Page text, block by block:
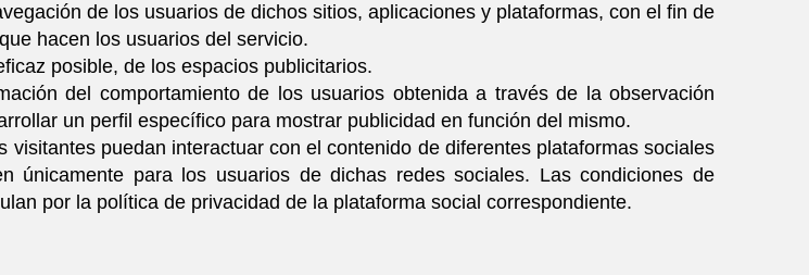
de los usuarios de dichos sitios, aplicaciones y plataformas, con el fin de
hacen los usuarios del servicio.
posible, de los espacios publicitarios.
del comportamiento de los usuarios obtenida a través de la observación
un perfil específico para mostrar publicidad en función del mismo.
visitantes puedan interactuar con el contenido de diferentes plataformas sociales
únicamente para los usuarios de dichas redes sociales. Las condiciones de
por la política de privacidad de la plataforma social correspondiente.